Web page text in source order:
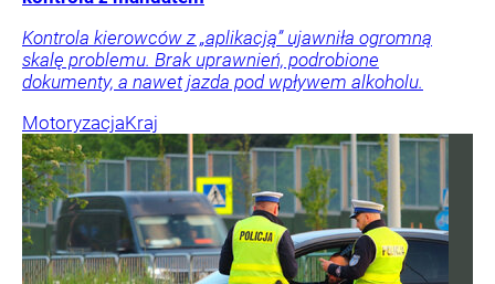
Kontrola kierowców z „aplikacją” ujawniła ogromną
skalę problemu. Brak uprawnień, podrobione
dokumenty, a nawet jazda pod wpływem alkoholu.
MotoryzacjaKraj